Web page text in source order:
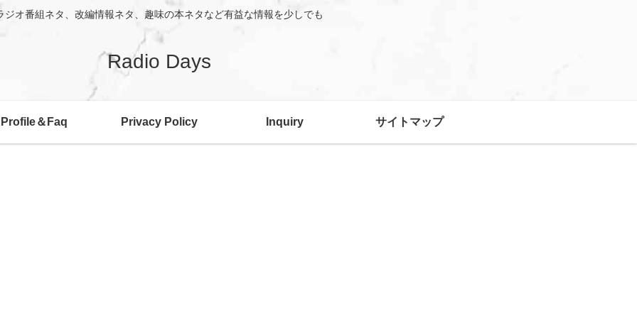
ジオ番組ネタ、改編情報ネタ、趣味の本ネタなど有益な情報を少しでも
Radio Days
Profile＆Faq Privacy Policy Inquiry サイトマップ